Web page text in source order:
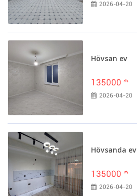
2026-04-20
Hövsan ev
135000 m
2026-04-20
Hövsanda ev
135000 m
2026-04-20